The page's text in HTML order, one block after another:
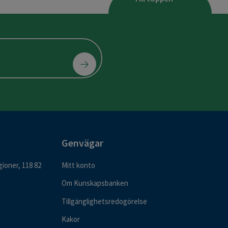
118 82
Genvägar
Mitt konto
Om Kunskapsbanken
Tillgänglighetsredogörelse
Kakor